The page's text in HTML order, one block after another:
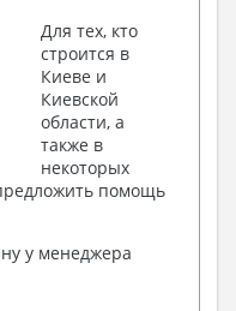
Для тех, кто
строится в
Киеве и
Киевской
области, а
также в
некоторых
помощь
у менеджера